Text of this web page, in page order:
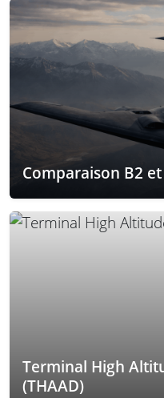
Comparaison B2 et
Terminal High
(THAAD)